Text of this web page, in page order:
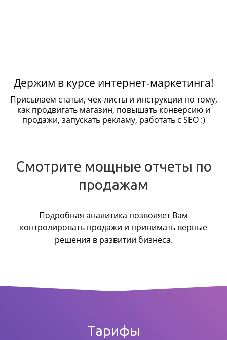
Держим в курсе интернет-маркетинга!
Присылаем статьи, чек-листы и инструкции по тому,
как продвигать магазин, повышать конверсию и
продажи, запускать рекламу, работать с SEO :)
Смотрите мощные отчеты по
продажам
Подробная аналитика позволяет Вам
контролировать продажи и принимать верные
решения в развитии бизнеса.
Тарифы